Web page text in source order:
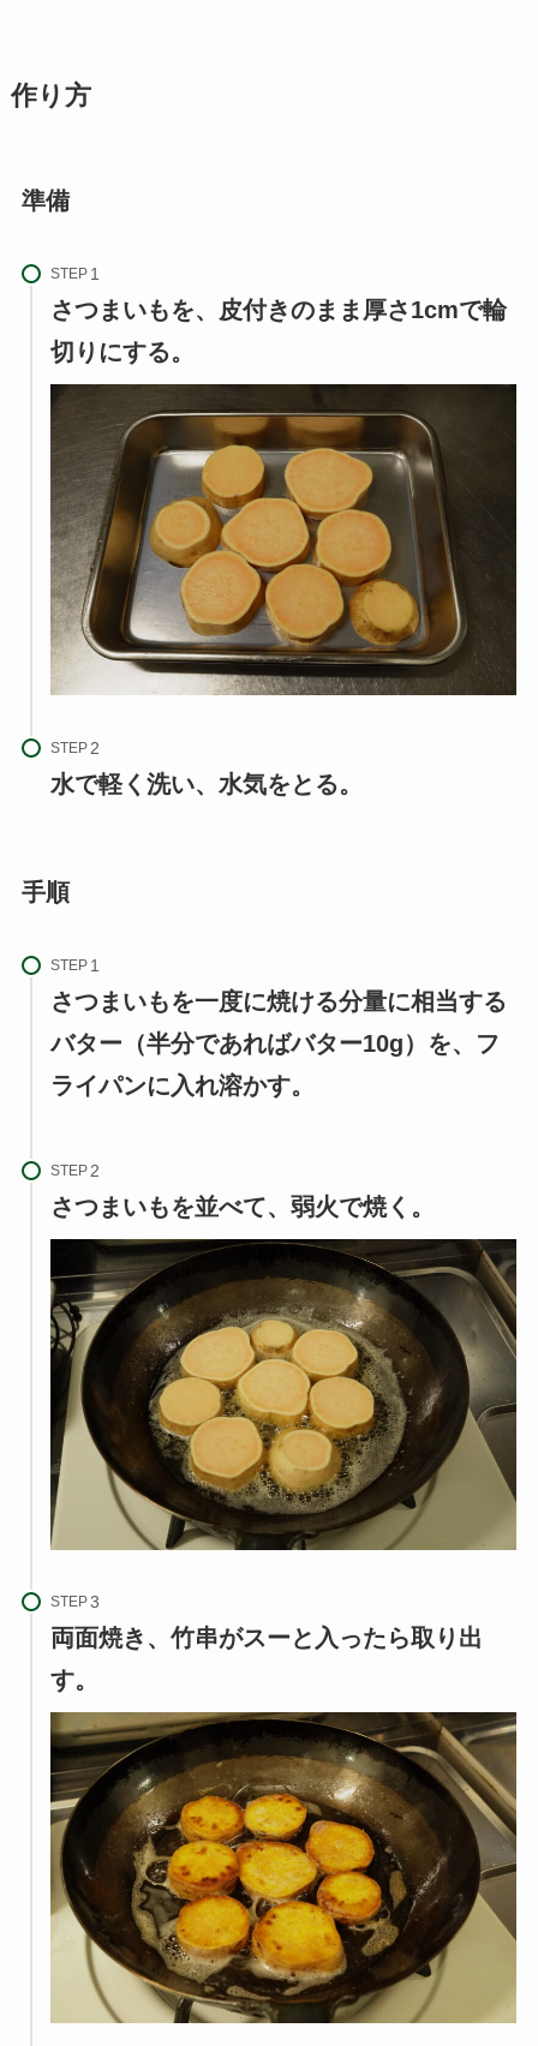
作り方
準備
STEP
さつまいもを、皮付きのまま厚さ1cmで輪
切りにする。
STEP
水で軽く洗い、水気をとる。
手順
STEP
さつまいもを一度に焼ける分量に相当する
バター（半分であればバター10g）を、フ
ライパンに入れ溶かす。
STEP
さつまいもを並べて、弱火で焼く。
STEP
両面焼き、竹串がスーと入ったら取り出
す。